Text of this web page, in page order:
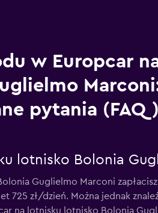
w Europcar
pytania (FAQ)
lotnisko Bolonia
Guglielmo Marconi zapłacisz
725 zł/dzień. Można jednak
na lotnisku lotnisko Bolonia